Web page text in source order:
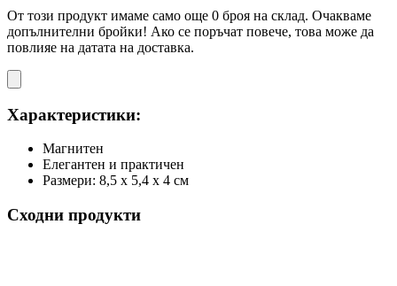
От този продукт имаме само още 0 броя на склад. Очакваме
допълнителни бройки! Ако се поръчат повече, това може да
повлияе на датата на доставка.
Характеристики:
Магнитен
Елегантен и практичен
Размери: 8,5 x 5,4 x 4 см
Сходни продукти